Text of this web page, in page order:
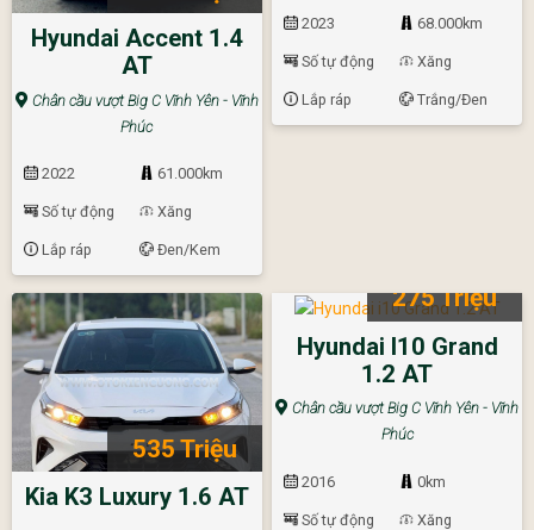
Hyundai Accent 1.4
AT
Chân cầu vượt Big C Vĩnh Yên - Vĩnh
Phúc
2022 61.000km
Số tự động Xăng
Lắp ráp Đen/Kem
2023 68.000km
Số tự động Xăng
Lắp ráp Trắng/Đen
535 Triệu
Kia K3 Luxury 1.6 AT
275 Triệu
Hyundai I10 Grand
1.2 AT
Chân cầu vượt Big C Vĩnh Yên - Vĩnh
Phúc
2016 0km
Số tự động Xăng